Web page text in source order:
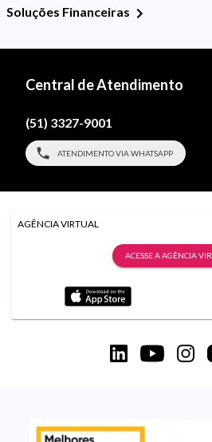
Soluções Financeiras
Central de Atendimento
(51) 3327-9001
ATENDIMENTO VIA WHATSAPP
AGÊNCIA VIRTUAL
ACESSE A AGÊNCIA